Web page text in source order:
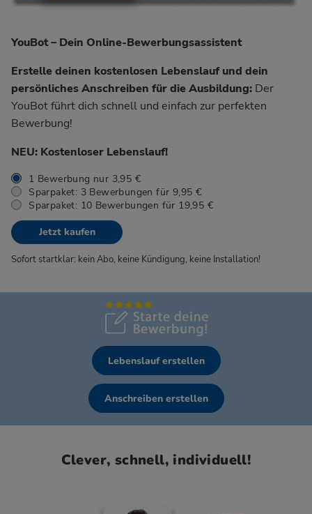
YouBot – Dein Online-Bewerbungsassistent
Erstelle deinen kostenlosen Lebenslauf und dein
persönliches Anschreiben für die Ausbildung: Der
YouBot führt dich schnell und einfach zur perfekten
Bewerbung!
NEU: Kostenloser Lebenslauf!
1 Bewerbung nur 3,95 €
Sparpaket: 3 Bewerbungen für 9,95 €
Sparpaket: 10 Bewerbungen für 19,95 €
Jetzt kaufen
Sofort startklar: kein Abo, keine Kündigung, keine Installation!
Lebenslauf erstellen
Anschreiben erstellen
Clever, schnell, individuell!